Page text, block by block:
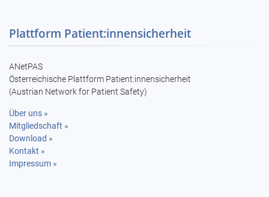
Plattform Patient:innensicherheit
ANetPAS
Österreichische Plattform Patient:innensicherheit
(Austrian Network for Patient Safety)
Über uns »
Mitgliedschaft »
Download »
Kontakt »
Impressum »